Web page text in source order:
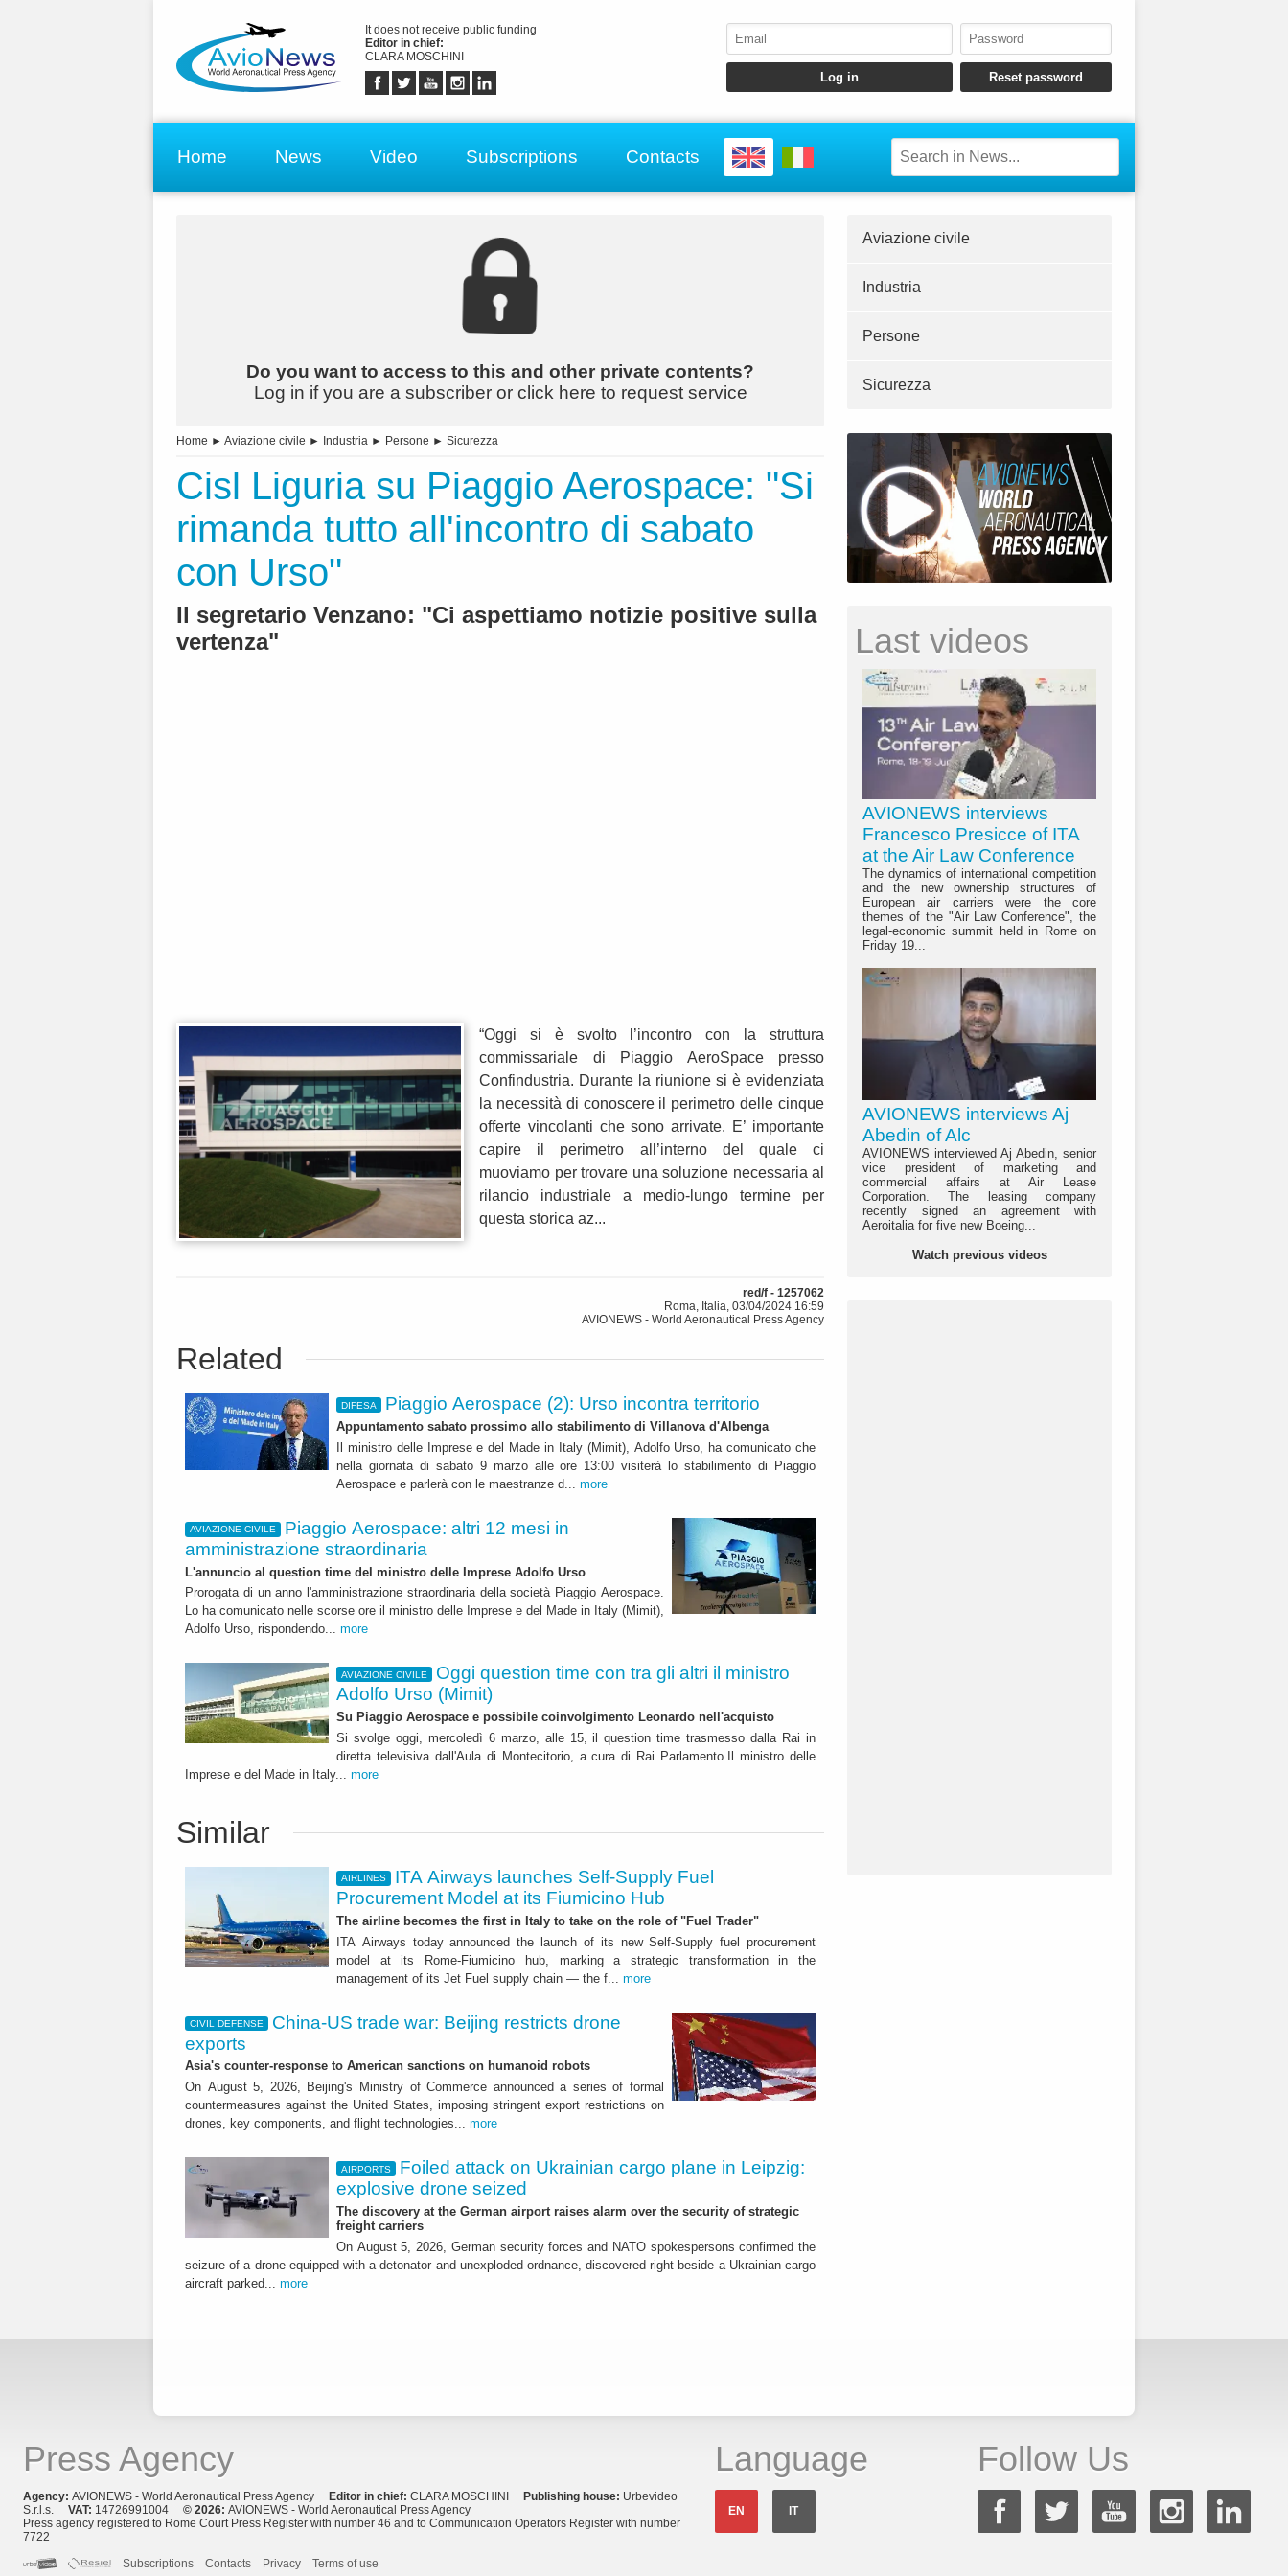
It does not receive public funding
Editor in chief:
CLARA MOSCHINI
Home News Video Subscriptions Contacts
Do you want to access to this and other private contents?
Log in if you are a subscriber or click here to request service
Home ► Aviazione civile ► Industria ► Persone ► Sicurezza
Cisl Liguria su Piaggio Aerospace: "Si
rimanda tutto all'incontro di sabato
con Urso"
Il segretario Venzano: "Ci aspettiamo notizie positive sulla
vertenza"
“Oggi si è svolto l’incontro con la struttura
commissariale di Piaggio AeroSpace presso
Confindustria. Durante la riunione si è evidenziata
la necessità di conoscere il perimetro delle cinque
offerte vincolanti che sono arrivate. E’ importante
capire il perimetro all’interno del quale ci
muoviamo per trovare una soluzione necessaria al
rilancio industriale a medio-lungo termine per
questa storica az...
red/f - 1257062
Roma, Italia, 03/04/2024 16:59
AVIONEWS - World Aeronautical Press Agency
Related
DIFESA Piaggio Aerospace (2): Urso incontra territorio
Appuntamento sabato prossimo allo stabilimento di Villanova d'Albenga
Il ministro delle Imprese e del Made in Italy (Mimit), Adolfo Urso, ha comunicato che
nella giornata di sabato 9 marzo alle ore 13:00 visiterà lo stabilimento di Piaggio
Aerospace e parlerà con le maestranze d... more
AVIAZIONE CIVILE
Piaggio Aerospace: altri 12 mesi in
amministrazione straordinaria
L'annuncio al question time del ministro delle Imprese Adolfo Urso
Prorogata di un anno l'amministrazione straordinaria della società Piaggio Aerospace.
Lo ha comunicato nelle scorse ore il ministro delle Imprese e del Made in Italy (Mimit),
Adolfo Urso, rispondendo... more
AVIAZIONE CIVILE
Oggi question time con tra gli altri il ministro
Adolfo Urso (Mimit)
Su Piaggio Aerospace e possibile coinvolgimento Leonardo nell'acquisto
Si svolge oggi, mercoledì 6 marzo, alle 15, il question time trasmesso dalla Rai in
diretta televisiva dall'Aula di Montecitorio, a cura di Rai Parlamento.Il ministro delle
Imprese e del Made in Italy... more
Similar
AIRLINES
ITA Airways launches Self-Supply Fuel
Procurement Model at its Fiumicino Hub
The airline becomes the first in Italy to take on the role of "Fuel Trader"
ITA Airways today announced the launch of its new Self-Supply fuel procurement
model at its Rome-Fiumicino hub, marking a strategic transformation in the
management of its Jet Fuel supply chain — the f... more
CIVIL DEFENSE
China-US trade war: Beijing restricts drone
exports
Asia's counter-response to American sanctions on humanoid robots
On August 5, 2026, Beijing's Ministry of Commerce announced a series of formal
countermeasures against the United States, imposing stringent export restrictions on
drones, key components, and flight technologies... more
AIRPORTS
Foiled attack on Ukrainian cargo plane in Leipzig:
explosive drone seized
The discovery at the German airport raises alarm over the security of strategic
freight carriers
On August 5, 2026, German security forces and NATO spokespersons confirmed the
seizure of a drone equipped with a detonator and unexploded ordnance, discovered right beside a Ukrainian cargo
aircraft parked... more
Aviazione civile
Industria
Persone
Sicurezza
Last videos
AVIONEWS interviews
Francesco Presicce of ITA
at the Air Law Conference
The dynamics of international competition
and the new ownership structures of
European air carriers were the core
themes of the "Air Law Conference", the
legal-economic summit held in Rome on
Friday 19...
AVIONEWS interviews Aj
Abedin of Alc
AVIONEWS interviewed Aj Abedin, senior
vice president of marketing and
commercial affairs at Air Lease
Corporation. The leasing company
recently signed an agreement with
Aeroitalia for five new Boeing...
Watch previous videos
Press Agency
Agency: AVIONEWS - World Aeronautical Press Agency Editor in chief: CLARA MOSCHINI Publishing house: Urbevideo
S.r.l.s. VAT: 14726991004 © 2026: AVIONEWS - World Aeronautical Press Agency
Press agency registered to Rome Court Press Register with number 46 and to Communication Operators Register with number
7722
Subscriptions
Contacts Privacy Terms of use
Language
EN IT
Follow Us